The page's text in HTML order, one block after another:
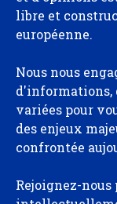
libre et
européenne.
Nous nous
d'informations,
variées pour
des enjeux
confrontée
Rejoignez-nous